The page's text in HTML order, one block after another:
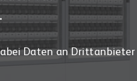
Daten an Drittanbieter